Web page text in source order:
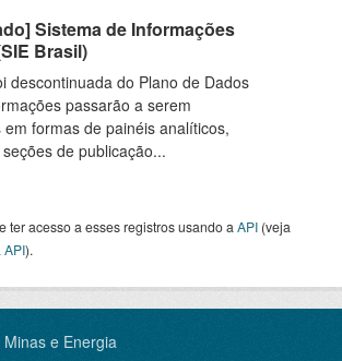
Sistema de Informações
Brasil)
descontinuada do Plano de Dados
passarão a serem
formas de painéis analíticos,
de publicação...
ter acesso a esses registros usando a API (veja
API).
e Energia